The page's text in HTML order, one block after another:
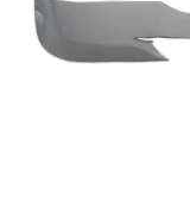
Termini e Condizioni